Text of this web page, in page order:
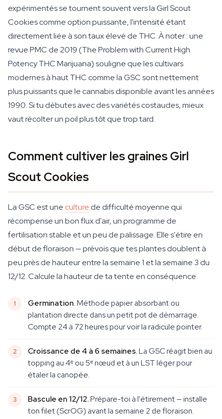
expérimentés se tournent souvent vers la Girl Scout
Cookies comme option puissante, l'intensité étant
directement liée à son taux élevé de THC. À noter : une
revue PMC de 2019 (The Problem with Current High
Potency THC Marijuana) souligne que les cultivars
modernes à haut THC comme la GSC sont nettement
plus puissants que le cannabis disponible avant les années
1990. Si tu débutes avec des variétés costaudes, mieux
vaut récolter un poil plus tôt que trop tard.
Comment cultiver les graines Girl
Scout Cookies
La GSC est une culture de difficulté moyenne qui
récompense un bon flux d'air, un programme de
fertilisation stable et un peu de palissage. Elle s'étire en
début de floraison — prévois que tes plantes doublent à
peu près de hauteur entre la semaine 1 et la semaine 3 du
12/12. Calcule la hauteur de ta tente en conséquence.
Germination.Méthode papier absorbant ou
plantation directe dans un petit pot de démarrage.
Compte 24 à 72 heures pour voir la radicule pointer.
Croissance de 4 à 6 semaines.La GSC réagit bien au
topping au 4ᵉ ou 5ᵉ nœud et à un LST léger pour
étaler la canopée.
Bascule en 12/12.Prépare-toi à l'étirement — installe
ton filet (ScrOG) avant la semaine 2 de floraison.